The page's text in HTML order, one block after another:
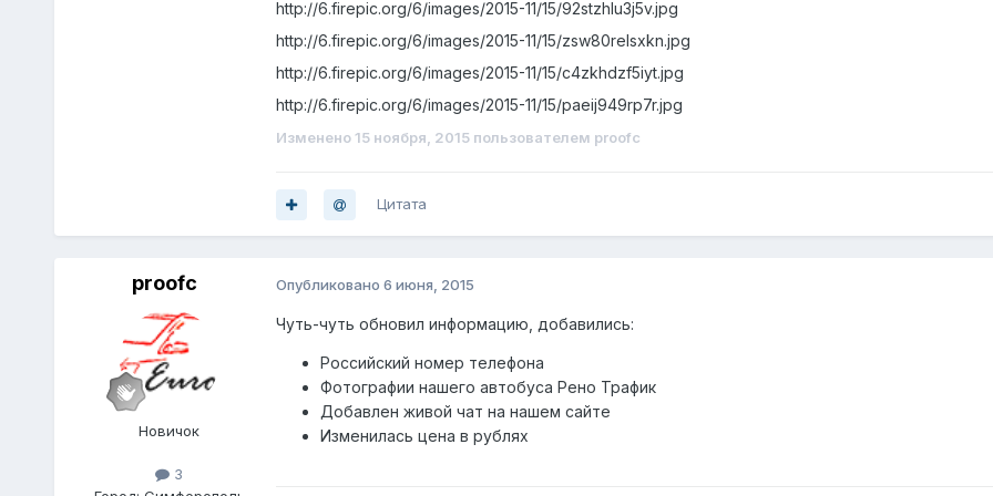
http://6.firepic.org/6/images/2015-11/15/92stzhlu3j5v.jpg
http://6.firepic.org/6/images/2015-11/15/zsw80relsxkn.jpg
http://6.firepic.org/6/images/2015-11/15/c4zkhdzf5iyt.jpg
http://6.firepic.org/6/images/2015-11/15/paeij949rp7r.jpg
Изменено 15 ноября, 2015пользователем proofc
Цитата
proofc
Новичок
3
Опубликовано 6 июня, 2015
Чуть-чуть обновил информацию, добавились:
Российский номер телефона
Фотографии нашего автобуса Рено Трафик
Добавлен живой чат на нашем сайте
Изменилась цена в рублях